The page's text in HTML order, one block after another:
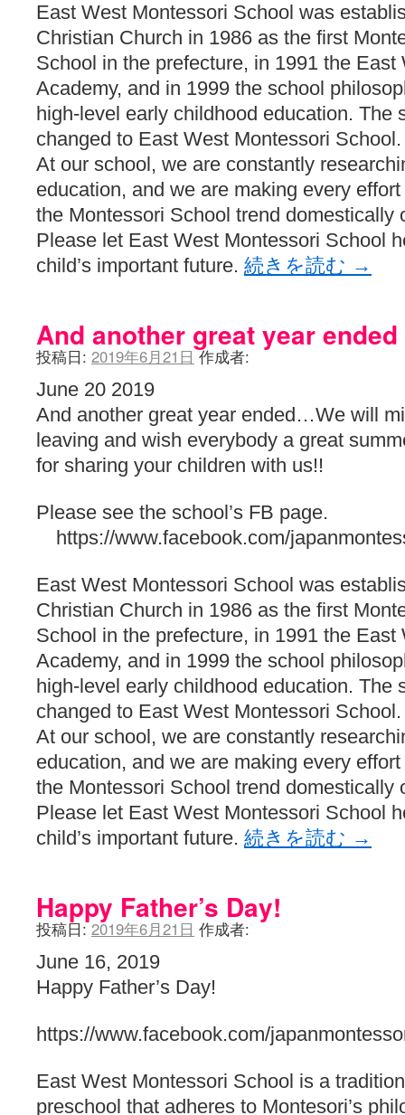
らぎこのだらだら日記帳 - 咲 -saki- / 咲アンテナ杯お疲れ様でした(半
考える凡人 / [咲-Saki-]姉帯豊音の能力考察―暦占という仮説―
(04:47)
まいるーむ / よく分かる、有珠山高校！（キャラについてひたすら語
プンスコ！ 野依日和！ - 咲-Saki- / 小蒔「渚のあわあわダブリィレイ
Ethanの色々ゆるじゃん不敗神話 - 咲-Saki- / 哲学的に考えてみる園城
幸咲良し / コメ返しその他
(08:27)
咲の仮blog / 和ちゃん (12:02)
もれ日和 / 一ちゃんのフィギュアと聞いたので
読んだらそのままトイレで流して / 【今週の末原ちゃん】咲-Saki-
世紀末麻雀ブログ-じゃんキチ！ / 【咲-saki-】穏乃の良さを俺が「あ
すばらな人生 / 全国編終了！ ところで、すばら先輩はどれくらい出
ハッちゃんの四喜和 - 咲-Saki- / 咲-Saki-全国編 第13話 最終回かぁ
音楽と、人生と、 咲-saki-と。 - 咲-Saki- / こっそり休止、こっそり
ぐりーん哩 - 咲-Saki- / ネリー「ネリーはお金が要るの」 (15:00)
電波天文学 - 咲-Saki- / BOOTH (15:19)
East West Montessori School was
Christian Church in 1986 as the first
School in the prefecture, in 1991 the East
Academy, and in 1999 the school
high-level early childhood education. The
changed to East West Montessori School.
At our school, we are constantly
education, and we are making every
the Montessori School trend domestically
Please let East West Montessori School
child’s important future. 続きを読む →
And another great year ended
投稿日: 2019年6月21日 作成者:
June 20 2019
And another great year ended…We will
leaving and wish everybody a great
for sharing your children with us!!
Please see the school’s FB page.
https://www.facebook.com/
East West Montessori School was
Christian Church in 1986 as the first
School in the prefecture, in 1991 the East
Academy, and in 1999 the school
high-level early childhood education. The
changed to East West Montessori School.
At our school, we are constantly
education, and we are making every
the Montessori School trend domestically
Please let East West Montessori School
child’s important future. 続きを読む →
Happy Father’s Day!
投稿日: 2019年6月21日 作成者:
June 16, 2019
Happy Father’s Day!
https://www.facebook.com/
East West Montessori School is a
preschool that adheres to Montesori’s